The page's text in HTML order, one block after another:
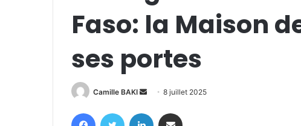
Faso: la Maison
ses portes
Camille BAKI
Envoyer
courriel
8 juillet 2025
FacebookTwitter Linkedin